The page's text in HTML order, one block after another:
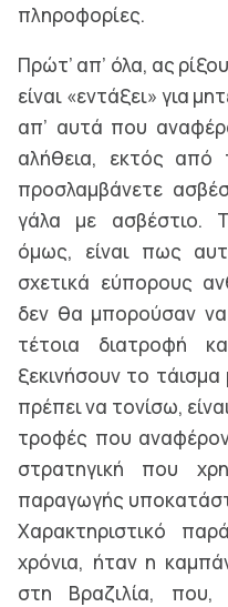
πληροφορίες.
Πρώτ’ απ’ όλα, ας
είναι «εντάξει» για
απ’ αυτά που
αλήθεια, εκτός από
προσλαμβάνετε
γάλα με ασβέστιο.
όμως, είναι πως
σχετικά εύπορους
δεν θα μπορούσαν να
τέτοια διατροφή
ξεκινήσουν το
πρέπει να τονίσω,
τροφές που
στρατηγική που
παραγωγής
Χαρακτηριστικό
χρόνια, ήταν η
στη Βραζιλία,